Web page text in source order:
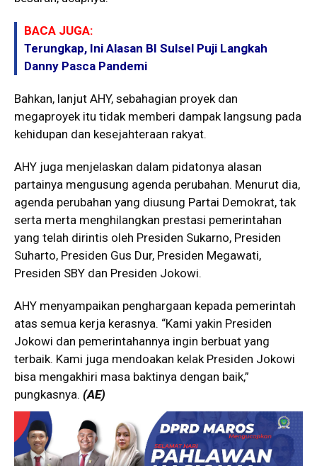
BACA JUGA:
Terungkap, Ini Alasan BI Sulsel Puji Langkah
Danny Pasca Pandemi
Bahkan, lanjut AHY, sebahagian proyek dan
megaproyek itu tidak memberi dampak langsung pada
kehidupan dan kesejahteraan rakyat.
AHY juga menjelaskan dalam pidatonya alasan
partainya mengusung agenda perubahan. Menurut dia,
agenda perubahan yang diusung Partai Demokrat, tak
serta merta menghilangkan prestasi pemerintahan
yang telah dirintis oleh Presiden Sukarno, Presiden
Suharto, Presiden Gus Dur, Presiden Megawati,
Presiden SBY dan Presiden Jokowi.
AHY menyampaikan penghargaan kepada pemerintah
atas semua kerja kerasnya. “Kami yakin Presiden
Jokowi dan pemerintahannya ingin berbuat yang
terbaik. Kami juga mendoakan kelak Presiden Jokowi
bisa mengakhiri masa baktinya dengan baik,”
pungkasnya. (AE)